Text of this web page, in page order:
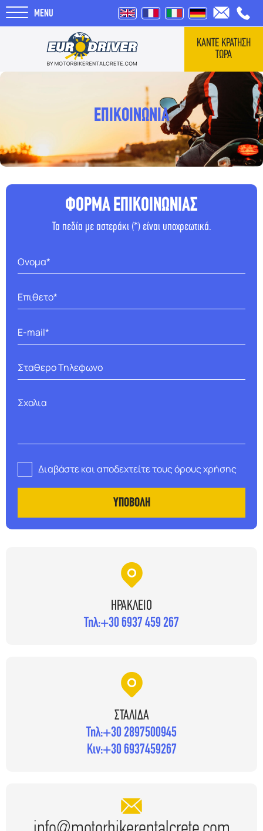
MENU
ΚΑΝΤΕ ΚΡΑΤΗΣΗ
ΤΩΡΑ
ΣΧΕΤΙΚΑ ΜΕ ΕΜΑΣ
REVIEWS
BLOG
F.A.Q
ΕΠΙΚΟΙΝΩΝΙΑ
ΦΟΡΜΑ ΕΠΙΚΟΙΝΩΝΙΑΣ
Τα πεδία με αστεράκι (*) είναι υποχρεωτικά.
Διαβάστε και αποδεχτείτε τους όρους χρήσης
ΗΡΑΚΛΕΙΟ
Τηλ:+30 6937 459 267
ΣΤΑΛΙΔΑ
Τηλ:+30 2897500945
Κιν:+30 6937459267